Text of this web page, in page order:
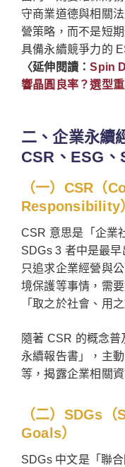
守商業道德與相關
營策略，而不是短
具備永續競爭力的
〈延伸閱讀：Spin
響晶圓良率？選型
二、企業永續
CSR、ESG
（一）CSR（
Responsibility
CSR 意思是「企業
SDGs 3 者中是最
只追求企業經營與
境保護等事情，需
「取之於社會、用
隨著 CSR 的概念
永續報告書」，主
等，揭露企業相關
（二）SDGs
Goals）
SDGs 中文是「聯